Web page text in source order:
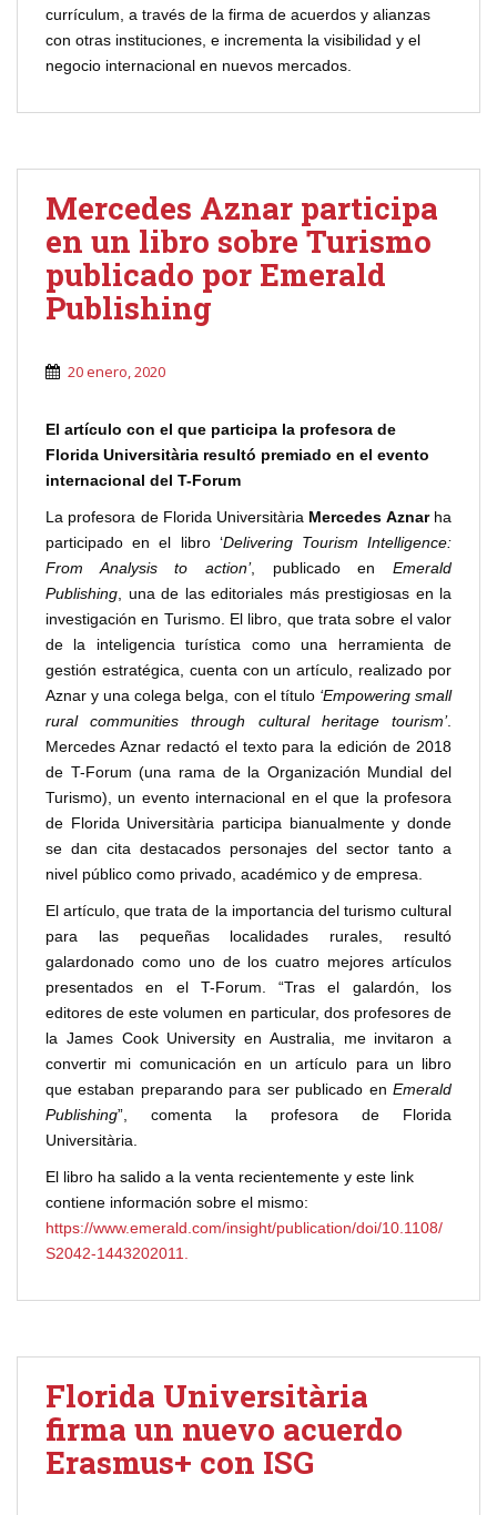
currículum, a través de la firma de acuerdos y alianzas
con otras instituciones, e incrementa la visibilidad y el
negocio internacional en nuevos mercados.
Mercedes Aznar participa
en un libro sobre Turismo
publicado por Emerald
Publishing
20 enero, 2020
El artículo con el que participa la profesora de
Florida Universitària resultó premiado en el evento
internacional del T-Forum
La profesora de Florida Universitària Mercedes Aznarha
participado en el libro ‘Delivering Tourism Intelligence:
From Analysis to action’, publicado en Emerald
Publishing, una de las editoriales más prestigiosas en la
investigación en Turismo. El libro, que trata sobre el valor
de la inteligencia turística como una herramienta de
gestión estratégica, cuenta con un artículo, realizado por
Aznar y una colega belga, con el título ‘Empowering small
rural communities through cultural heritage tourism’.
Mercedes Aznar redactó el texto para la edición de 2018
de T-Forum (una rama de la Organización Mundial del
Turismo), un evento internacional en el que la profesora
de Florida Universitària participa bianualmente y donde
se dan cita destacados personajes del sector tanto a
nivel público como privado, académico y de empresa.
El artículo, que trata de la importancia del turismo cultural
para las pequeñas localidades rurales, resultó
galardonado como uno de los cuatro mejores artículos
presentados en el T-Forum. “Tras el galardón, los
editores de este volumen en particular, dos profesores de
la James Cook University en Australia, me invitaron a
convertir mi comunicación en un artículo para un libro
que estaban preparando para ser publicado en Emerald
Publishing”, comenta la profesora de Florida
Universitària.
El libro ha salido a la venta recientemente y este link
contiene información sobre el mismo:
https://www.emerald.com/insight/publication/doi/10.1108/
S2042-1443202011.
Florida Universitària
firma un nuevo acuerdo
Erasmus+ con ISG